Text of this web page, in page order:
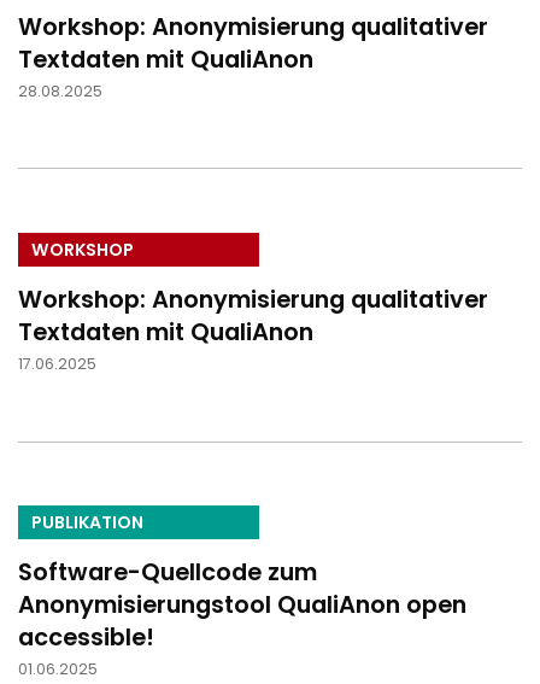
Workshop: Anonymisierung qualitativer
Textdaten mit QualiAnon
28.08.2025
WORKSHOP
Workshop: Anonymisierung qualitativer
Textdaten mit QualiAnon
17.06.2025
PUBLIKATION
Software-Quellcode zum
Anonymisierungstool QualiAnon open
accessible!
01.06.2025